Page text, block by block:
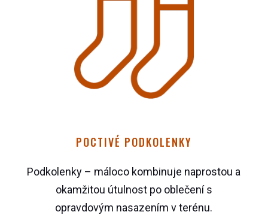
POCTIVÉ PODKOLENKY
Podkolenky – máloco kombinuje naprostou a
okamžitou útulnost po oblečení s
opravdovým nasazením v terénu.